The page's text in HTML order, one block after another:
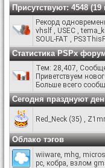
Присутствуют: 4548 (19
Рекорд
vhslf , USEC ,
SOUL-FAT ,
Статистика PSPx
Тем: 28,407,
Приветствуем
Больше всего
Сегодня празднуют
Red_Neck (35) ,
Облако тэгов
wiiware, mhg,
pc, кобра, взлом